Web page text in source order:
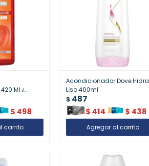
Ml ¿
$ 498
Acondicionador Dove Hidra
Liso 400ml
$ 487
$ 414 $ 438